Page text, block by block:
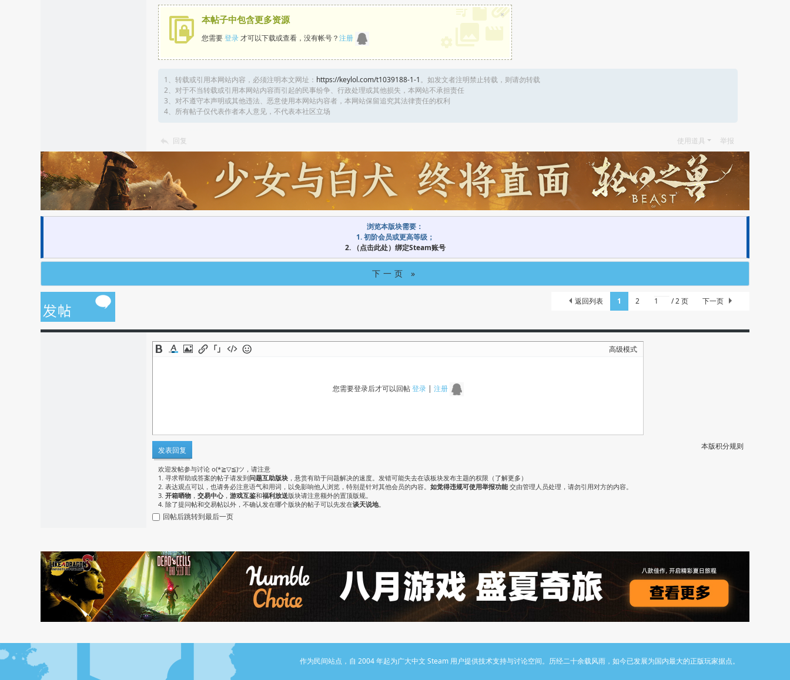
本帖子中包含更多资源
您需要登录才可以下载或查看，没有帐号？注册
×
1、转载或引用本网站内容，必须注明本文网址： https://keylol.com/t1039188-1-1。如发文者注明禁止转载，则请勿转载
2、对于不当转载或引用本网站内容而引起的民事纷争、行政处理或其他损失，本网站不承担责任
3、对不遵守本声明或其他违法、恶意使用本网站内容者，本网站保留追究其法律责任的权利
4、所有帖子仅代表作者本人意见，不代表本社区立场
回复 使用道具 举报
浏览本版块需要：
1. 初阶会员或更高等级；
2. （点击此处）绑定Steam账号
下一页 »
1 2 / 2 页 下一页
返回列表
高级模式
您需要登录后才可以回帖登录| 注册
本版积分规则
发表回复
欢迎发帖参与讨论 o(*≧▽≦)ツ，请注意
1. 寻求帮助或答案的帖子请发到问题互助版块 ，悬赏有助于问题解决的速度。发错可能失去在该板块发布主题的权限（ 了解更多 ）
2. 表达观点可以，也请务必注意语气和用词，以免影响他人浏览，特别是针对其他会员的内容。 如觉得违规可使用举报功能 交由管理人员处理，请勿引用对方的内容。
3. 开箱晒物 ， 交易中心， 游戏互鉴和福利放送版块请注意额外的置顶版规。
4. 除了提问帖和交易帖以外，不确认发在哪个版块的帖子可以先发在谈天说地。
回帖后跳转到最后一页
作为民间站点，自 2004 年起为广大中文 Steam 用户提供技术支持与讨论空间。历经二十余载风雨，如今已发展为国内最大的正版玩家据点。